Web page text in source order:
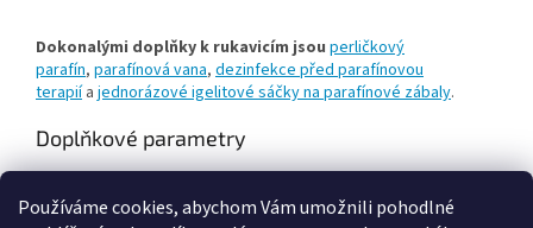
Používáme cookies, abychom Vám umožnili pohodlné
Dokonalými doplňky k rukavicím jsou perličkový
parafín, parafínová vana, dezinfekce před parafínovou
terapiía jednorázové igelitové sáčky na parafínové zábaly.
Doplňkové parametry
Hmotnost: 0.145 kg